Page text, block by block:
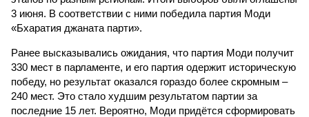
3 июня. В соответствии с ними победила партия Моди
«Бхаратия джаната парти».
Ранее высказывались ожидания, что партия Моди получит
330 мест в парламенте, и его партия одержит историческую
победу, но результат оказался гораздо более скромным –
240 мест. Это стало худшим результатом партии за
последние 15 лет. Вероятно, Моди придётся сформировать